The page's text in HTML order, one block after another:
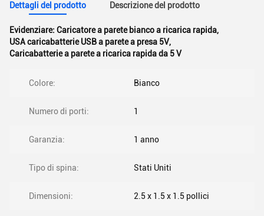
Dettagli del prodotto Descrizione del prodotto
Evidenziare: Caricatore a parete bianco a ricarica rapida,
USA caricabatterie USB a parete a presa 5V,
Caricabatterie a parete a ricarica rapida da 5 V
Colore: Bianco
Numero di porti: 1
Garanzia: 1 anno
Tipo di spina: Stati Uniti
Dimensioni: 2.5 x 1.5 x 1.5 pollici